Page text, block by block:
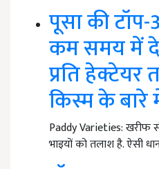
पूसा की
कम समय में
प्रति हेक्टेयर
किस्म के
Paddy Varieties: खरीफ
भाइयों को तलाश है. ऐसी